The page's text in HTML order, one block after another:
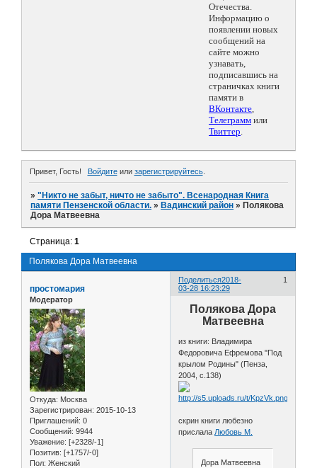
Отечества.
Информацию о
появлении новых
сообщений на
сайте можно
узнавать,
подписавшись на
страничках книги
памяти в
ВКонтакте,
Телеграмм или
Твиттер.
Привет, Гость! Войдитеили зарегистрируйтесь.
»"Никто не забыт, ничто не забыто". Всенародная Книга
памяти Пензенской области. » Вадинский район » Полякова
Дора Матвеевна
Полякова Дора Матвеевна
Страница:1
Поделиться 1
2018-
03-28 16:23:29
простомария
Модератор
Откуда: Москва
Зарегистрирован: 2015-10-13
Приглашений: 0
Сообщений: 9944
Уважение: [+2328/-1]
Позитив: [+1757/-0]
Пол: Женский
Полякова Дора
Матвеевна
из книги: Владимира
Федоровича Ефремова "Под
крылом Родины" (Пенза,
2004, с.138)
скрин книги любезно
прислала Любовь М.
Дора Матвеевна